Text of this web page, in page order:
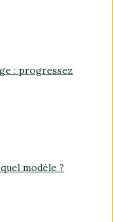
: progressez
modèle ?